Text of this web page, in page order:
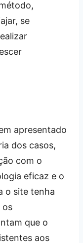
se
apresentado
dos casos,
com o
eficaz e o
o site tenha
os
que o
aos